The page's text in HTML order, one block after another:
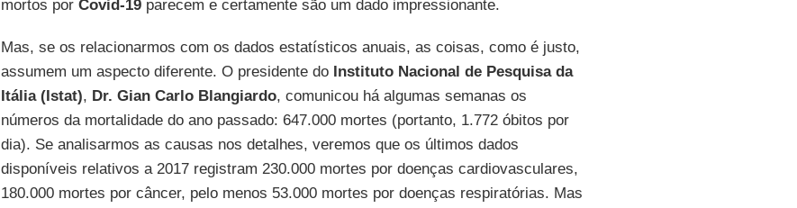
mortos por Covid-19parecem e certamente são um dado impressionante.
Mas, se os relacionarmos com os dados estatísticos anuais, as coisas, como é justo,
assumem um aspecto diferente. O presidente do Instituto Nacional de Pesquisa da
Itália (Istat), Dr. Gian Carlo Blangiardo, comunicou há algumas semanas os
números da mortalidade do ano passado: 647.000 mortes (portanto, 1.772 óbitos por
dia). Se analisarmos as causas nos detalhes, veremos que os últimos dados
disponíveis relativos a 2017 registram 230.000 mortes por doenças cardiovasculares,
180.000 mortes por câncer, pelo menos 53.000 mortes por doenças respiratórias. Mas